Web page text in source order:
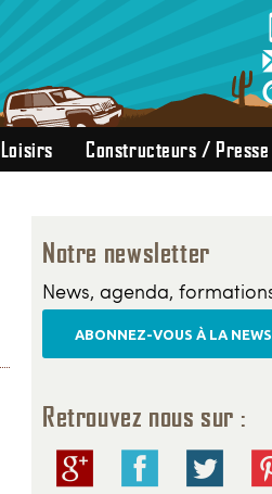
Loisirs Constructeurs / Presse
Notre newsletter
News, agenda,
ABONNEZ-VOUS À LA
Retrouvez nous sur :